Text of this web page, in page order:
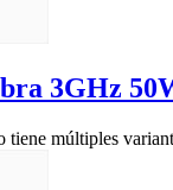
3GHz
tiene múltiples